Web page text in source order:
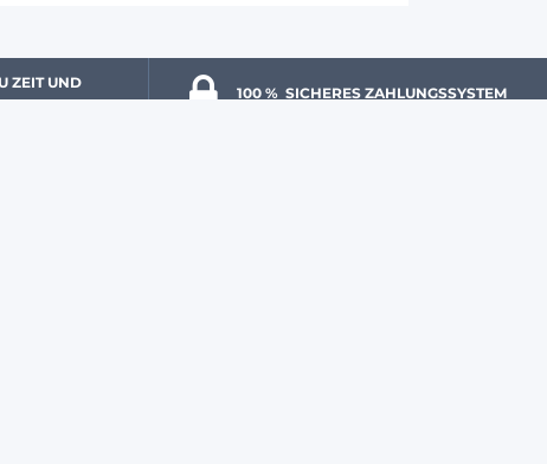
ZEIT UND
100 % SICHERES ZAHLUNGSSYSTEM